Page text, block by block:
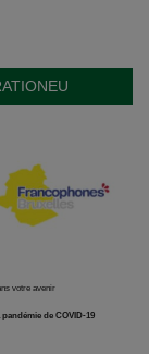
votre avenir
de COVID-19